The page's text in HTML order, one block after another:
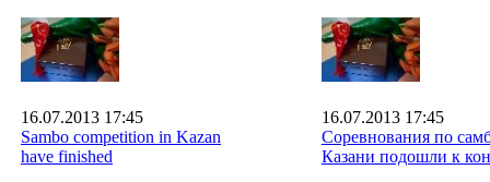
16.07.2013 17:45
Sambo competition in Kazan
have finished
16.07.2013 17:45
Соревнования по
Казани подошли к